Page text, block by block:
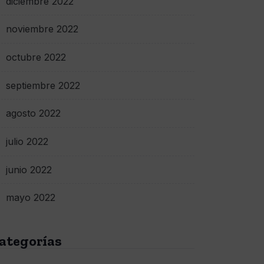
noviembre 2022
octubre 2022
septiembre 2022
agosto 2022
julio 2022
junio 2022
mayo 2022